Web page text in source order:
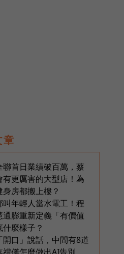
章
聯首日業績破百萬，蔡
有更厲害的大型店！為
房都搬上樓？
叫年輕人當水電工！程
通膨重新定義「有價值
麼樣子？
開口」說話，中間有8道